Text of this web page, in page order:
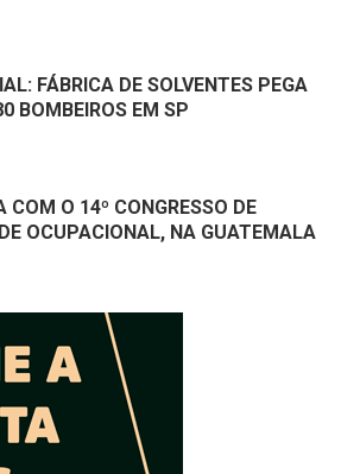
FÁBRICA DE SOLVENTES PEGA
BOMBEIROS EM SP
COM O 14º CONGRESSO DE
OCUPACIONAL, NA GUATEMALA